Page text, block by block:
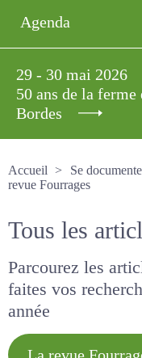
Agenda
29 - 30 mai 2026
50 ans de la
Bordes
Accueil
Se
La revue Fourrages
Tous les
Parcourez les
faites vos
année